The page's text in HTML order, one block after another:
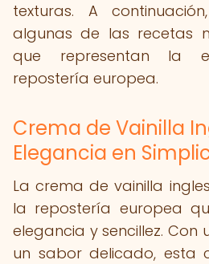
texturas. A
algunas de las recetas
que representan la
repostería europea.
Crema de Vainilla
Elegancia en
La crema de vainilla
la repostería europea
elegancia y sencillez. Con
un sabor delicado, esta